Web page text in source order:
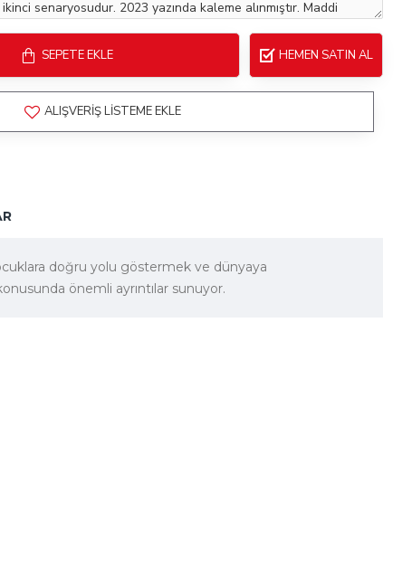
SEPETE EKLE HEMEN SATIN AL
ALIŞVERIŞ LISTEME EKLE
doğru yolu göstermek ve dünyaya
önemli ayrıntılar sunuyor.